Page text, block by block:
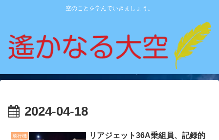
空のことを学んでいきましょう。
2024-04-18
飛行機
リアジェット36A乗組員、記録的